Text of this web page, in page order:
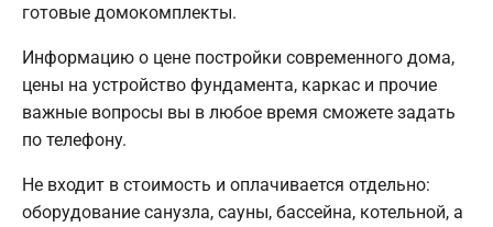
готовые домокомплекты.
Информацию о цене постройки современного дома,
цены на устройство фундамента, каркас и прочие
важные вопросы вы в любое время сможете задать
по телефону.
Не входит в стоимость и оплачивается отдельно:
оборудование санузла, сауны, бассейна, котельной, а